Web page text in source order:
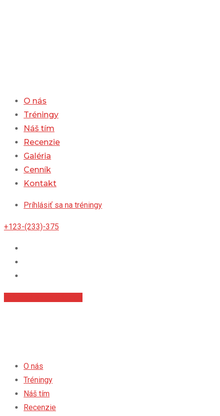
O nás
Tréningy
Náš tím
Recenzie
Galéria
Cenník
Kontakt
Príhlásiť sa na tréningy
+123-(233)-375
O nás
Tréningy
Náš tím
Recenzie